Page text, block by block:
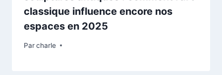
classique influence encore nos
espaces en 2025
Parcharle